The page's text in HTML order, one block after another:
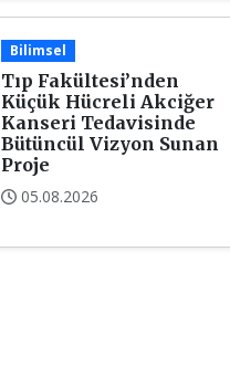
Bilimsel
Tıp Fakültesi’nden
Küçük Hücreli Akciğer
Kanseri Tedavisinde
Bütüncül Vizyon Sunan
Proje
05.08.2026